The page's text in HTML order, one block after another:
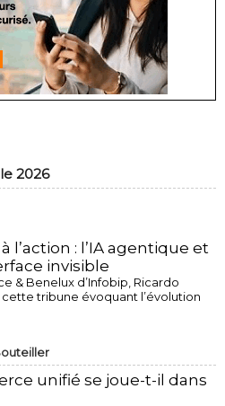
2026
l’action : l’IA agentique et
invisible
& Benelux d’Infobip, Ricardo
cette tribune évoquant l’évolution
unifié se joue-t-il dans